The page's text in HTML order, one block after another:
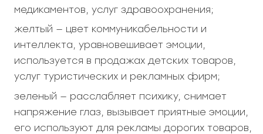
медикаментов, услуг здравоохранения;
желтый — цвет коммуникабельности и
интеллекта, уравновешивает эмоции,
используется в продажах детских товаров,
услуг туристических и рекламных фирм;
зеленый — расслабляет психику, снимает
напряжение глаз, вызывает приятные эмоции,
его используют для рекламы дорогих товаров,